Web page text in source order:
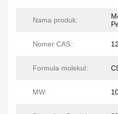
Nama produk:
Nomer CAS.:
Formula molekul:
MW: